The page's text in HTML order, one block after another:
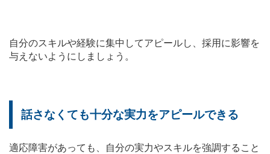
自分のスキルや経験に集中してアピールし、採用に影響を
与えないようにしましょう。
話さなくても十分な実力をアピールできる
適応障害があっても、自分の実力やスキルを強調すること